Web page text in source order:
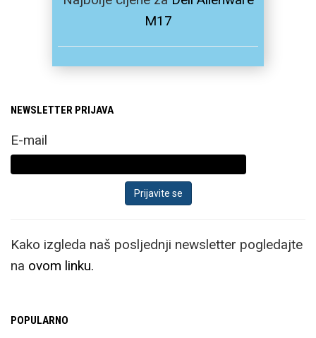
M17
NEWSLETTER PRIJAVA
E-mail
Kako izgleda naš posljednji newsletter pogledajte
na ovom linku.
POPULARNO